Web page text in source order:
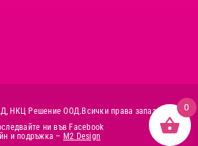
НКЦ Решение ООД. Всички права запазени.
ни във Facebook
и подръжка – M2 Design
0